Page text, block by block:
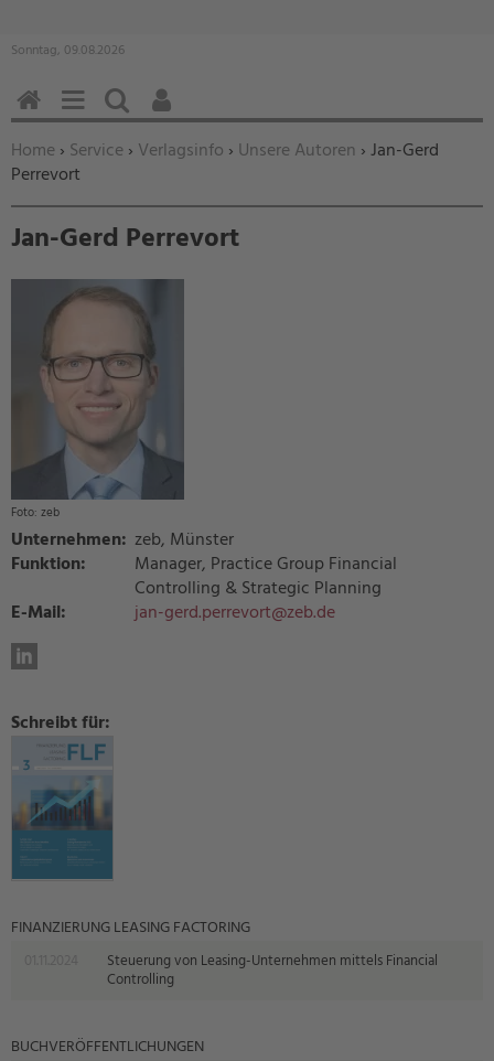
Sonntag, 09.08.2026
Sie befinden sich hier:
Home › Service › Verlagsinfo › Unsere Autoren › Jan-Gerd
Perrevort
Jan-Gerd Perrevort
zeb
Unternehmen: zeb, Münster
Funktion:
Manager, Practice Group Financial
Controlling & Strategic Planning
E-Mail:
jan-gerd.perrevort@zeb.de
Schreibt für:
FINANZIERUNG LEASING FACTORING
Steuerung von Leasing-Unternehmen mittels Financial
Controlling
BUCHVERÖFFENTLICHUNGEN
HOMEMENÜSUCHEN
BENUTZERFUNKTIONEN